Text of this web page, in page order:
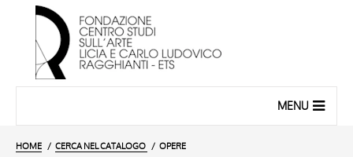
MENU
HOME CERCA NEL CATALOGO OPERE